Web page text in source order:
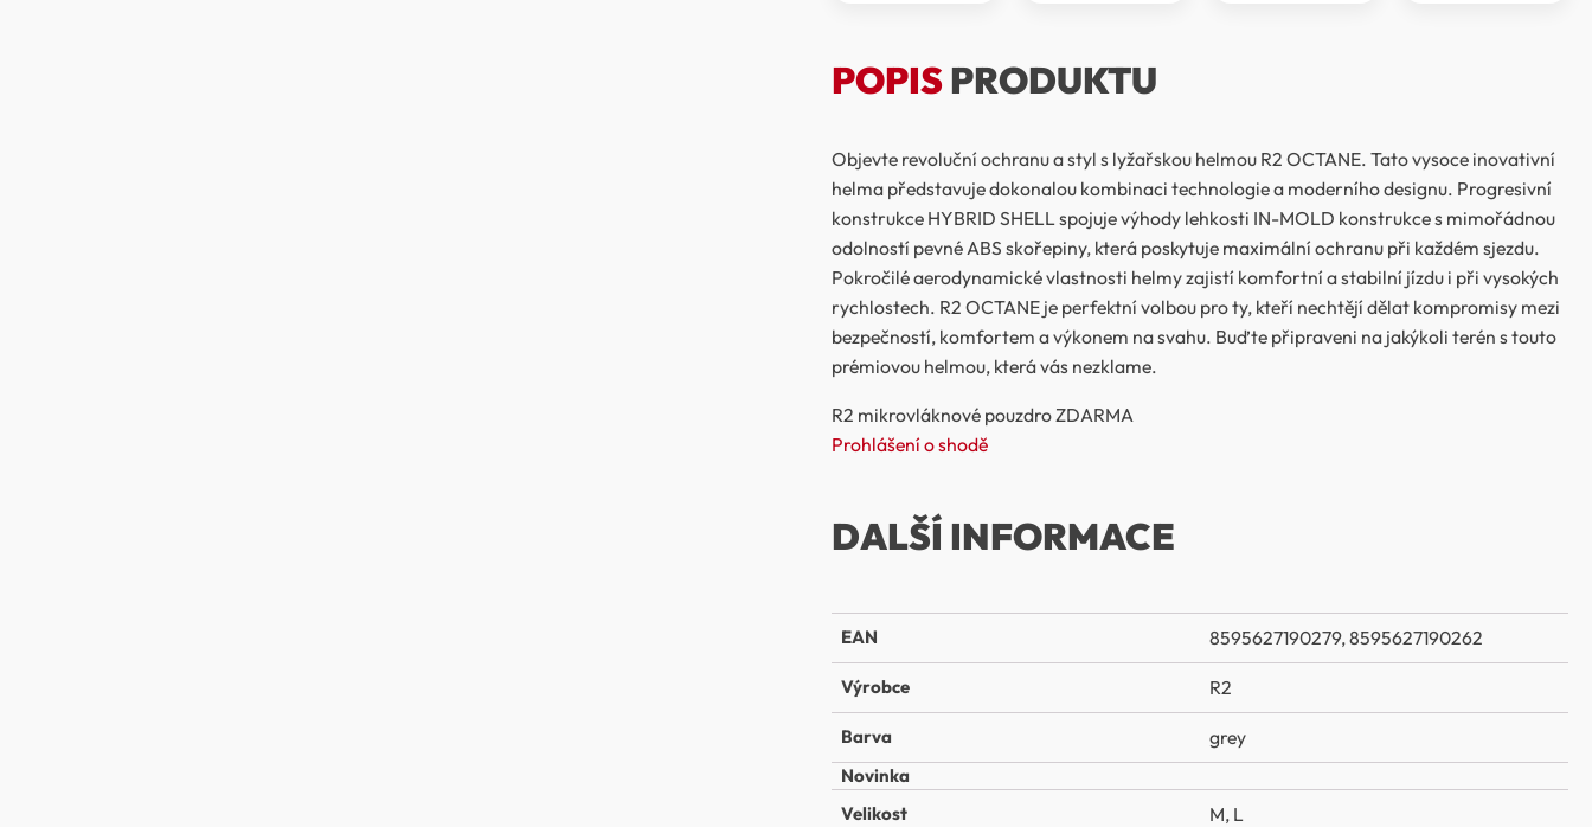
POPISPRODUKTU
Objevte revoluční ochranu a styl s lyžařskou helmou R2 OCTANE. Tato vysoce inovativní
helma představuje dokonalou kombinaci technologie a moderního designu. Progresivní
konstrukce HYBRID SHELL spojuje výhody lehkosti IN-MOLD konstrukce s mimořádnou
odolností pevné ABS skořepiny, která poskytuje maximální ochranu při každém sjezdu.
Pokročilé aerodynamické vlastnosti helmy zajistí komfortní a stabilní jízdu i při vysokých
rychlostech. R2 OCTANE je perfektní volbou pro ty, kteří nechtějí dělat kompromisy mezi
bezpečností, komfortem a výkonem na svahu. Buďte připraveni na jakýkoli terén s touto
prémiovou helmou, která vás nezklame.
R2 mikrovláknové pouzdro ZDARMA
Prohlášení o shodě
DALŠÍ INFORMACE
EAN 8595627190279, 8595627190262
Výrobce R2
Barva grey
Novinka
Velikost
M, L